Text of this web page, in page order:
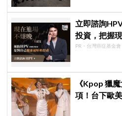
立即諮詢
投資，把握
PR・台灣癌症基金會
《Kpop 獵
項！台下歐